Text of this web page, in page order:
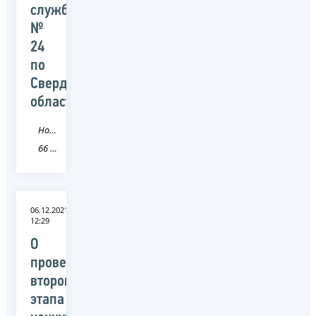
службы
№
24
по
Свердловской
области
Новость
66 Свердловская область
06.12.2021
12:29
О
проведении
второго
этапа